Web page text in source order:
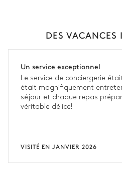
DES VACANCES
Un service exceptionnel
Le service de conciergerie
était magnifiquement
séjour et chaque repas
véritable délice!
VISITÉ EN JANVIER 2026